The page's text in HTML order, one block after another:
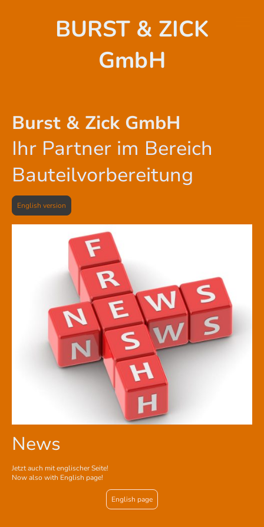
BURST & ZICK
GmbH
Burst & Zick GmbH
Ihr Partner im Bereich
Bauteilvorbereitung
English version
News
Jetzt auch mit englischer Seite!
Now also with English page!
English page